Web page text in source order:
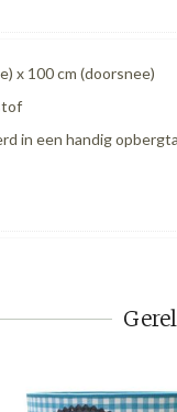
x 100 cm (doorsnee)
in een handig